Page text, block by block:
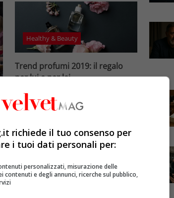
Healthy & Beauty
Trend profumi 2019: il regalo
per lui e per lei
Elena Parmegiani
VelvetMag ha selezionato per
scelta della fragranza
rappresenta il…
Leggi di più
richiede il tuo consenso per
i tuoi dati personali per:
personalizzati, misurazione delle
contenuti e degli annunci, ricerche sul pubblico,